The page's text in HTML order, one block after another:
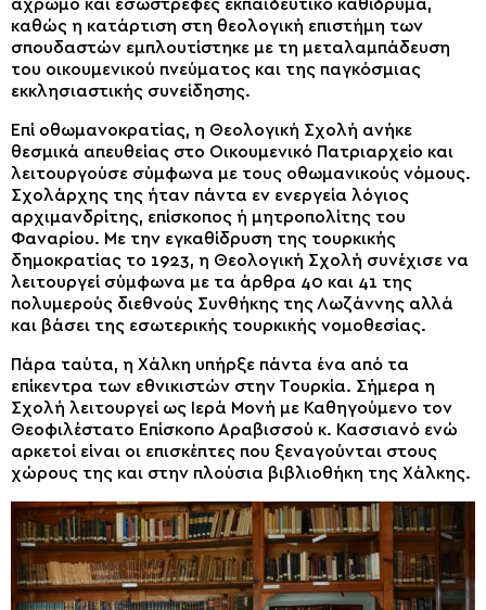
άχρωμο και εσωστρεφές εκπαιδευτικό καθίδρυμα,
καθώς η κατάρτιση στη θεολογική επιστήμη των
σπουδαστών εμπλουτίστηκε με τη μεταλαμπάδευση
του οικουμενικού πνεύματος και της παγκόσμιας
εκκλησιαστικής συνείδησης.
Επί οθωμανοκρατίας, η Θεολογική Σχολή ανήκε
θεσμικά απευθείας στο Οικουμενικό Πατριαρχείο και
λειτουργούσε σύμφωνα με τους οθωμανικούς νόμους.
Σχολάρχης της ήταν πάντα εν ενεργεία λόγιος
αρχιμανδρίτης, επίσκοπος ή μητροπολίτης του
Φαναρίου. Με την εγκαθίδρυση της τουρκικής
δημοκρατίας το 1923, η Θεολογική Σχολή συνέχισε να
λειτουργεί σύμφωνα με τα άρθρα 40 και 41 της
πολυμερούς διεθνούς Συνθήκης της Λωζάννης αλλά
και βάσει της εσωτερικής τουρκικής νομοθεσίας.
Πάρα ταύτα, η Χάλκη υπήρξε πάντα ένα από τα
επίκεντρα των εθνικιστών στην Τουρκία. Σήμερα η
Σχολή λειτουργεί ως Ιερά Μονή με Καθηγούμενο τον
Θεοφιλέστατο Επίσκοπο Αραβισσού κ. Κασσιανό ενώ
αρκετοί είναι οι επισκέπτες που ξεναγούνται στους
χώρους της και στην πλούσια βιβλιοθήκη της Χάλκης.